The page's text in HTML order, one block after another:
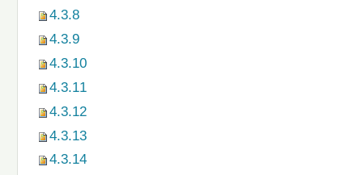
4.3.8
4.3.9
4.3.10
4.3.11
4.3.12
4.3.13
4.3.14